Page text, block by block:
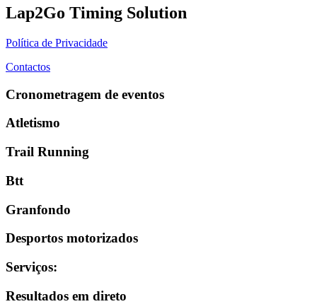
Lap2Go Timing Solution
Política de Privacidade
Contactos
Cronometragem de eventos
Atletismo
Trail Running
Btt
Granfondo
Desportos motorizados
Serviços:
Resultados em direto